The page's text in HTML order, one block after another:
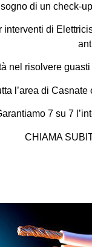
di un check-
di
nel risolvere
l’area di
7 su 7
CHIAMA